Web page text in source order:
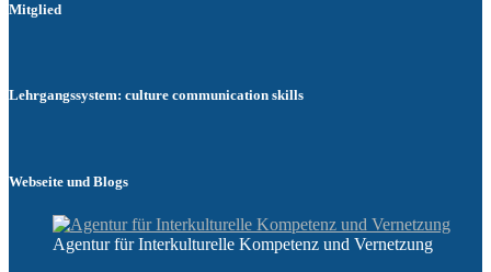
Mitglied
Lehrgangssystem: culture communication skills
Webseite und Blogs
Agentur für Interkulturelle Kompetenz und Vernetzung